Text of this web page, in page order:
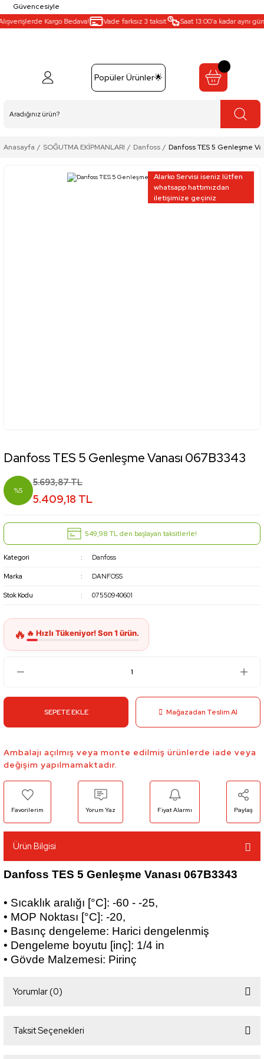
Güvencesiyle
Kargo Bedava!
Vade farksız 3 taksit Saat 13:00’a kadar aynı gün
Popüler Ürünler🌟
Anasayfa SOĞUTMA EKİPMANLARI Danfoss Danfoss TES 5 Genleşme
Alarko Servisi iseniz lütfen
whatsapp hattımızdan
iletişimize geçiniz
Danfoss TES 5 Genleşme Vanası 067B3343
%5
5.693,87 TL
5.409,18 TL
549,98 TL den başlayan taksitlerle!
Kategori Danfoss
Marka DANFOSS
Stok Kodu 07550940601
SEPETE EKLE Mağazadan Teslim Al
Ambalajı açılmış veya monte edilmiş ürünlerde iade veya
değişim yapılmamaktadır.
Yorum Yaz Fiyat Alarmı Paylaş
Ürün Bilgisi
Danfoss TES 5 Genleşme Vanası 067B3343
• Sıcaklık aralığı [°C]: -60 - -25,
• MOP Noktası [°C]: -20,
• Basınç dengeleme: Harici dengelenmiş
• Dengeleme boyutu [inç]: 1/4 in
• Gövde Malzemesi: Pirinç
Yorumlar (0)
Taksit Seçenekleri